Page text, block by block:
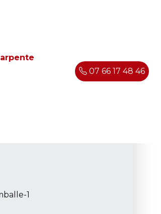
07 66 17 48 46